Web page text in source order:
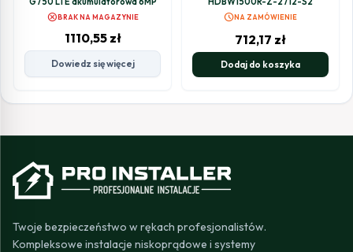
cancelBRAK NA MAGAZYNIE
1110,55 zł
Dowiedz się więcej
scheduleNA ZAMÓWIENIE
712,17 zł
Dodaj do koszyka
Twoje bezpieczeństwo w rękach profesjonalistów.
Kompleksowe instalacje niskoprądowe i systemy